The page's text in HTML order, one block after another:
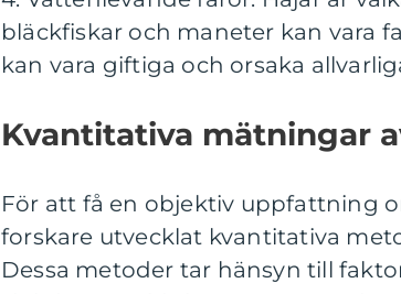
bläckfiskar och maneter kan vara
kan vara giftiga och orsaka
Kvantitativa mätningar
För att få en objektiv uppfattning
forskare utvecklat kvantitativa
Dessa metoder tar hänsyn till